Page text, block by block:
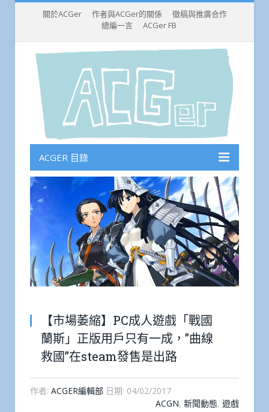
關於ACGer 作者與ACGer的關係
徵稿與推廣合作
總編一言
ACGer FB
ACGER 目錄
【市場萎縮】PC成人遊戲「戰國
蘭斯」正版用戶只有一成，”曲線
救國”在steam發售是出路
作者: ACGER編輯部 日期: 04/02/2017
ACGN, 新聞動態, 遊戲